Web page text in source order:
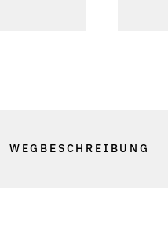
WEGBESCHREIBUNG